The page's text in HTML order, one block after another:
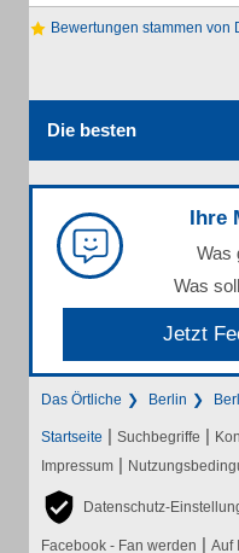
Bewertungen stammen von
Die besten
Ihre
Was
Was
Jetzt
Das Örtliche Berlin
Startseite | Suchbegriffe |
Impressum |
Datenschutz-
Facebook - Fan werden | Auf